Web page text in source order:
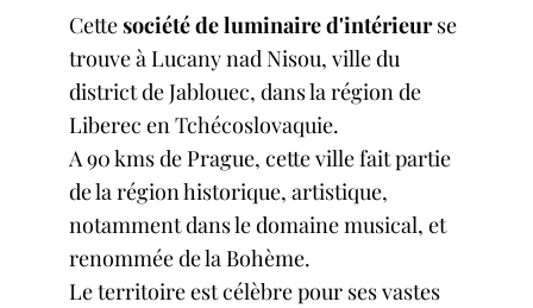
Cettesociété deluminaire d'intérieurse
trouve à Lucany nad Nisou, ville du
district de Jablouec, dans la région de
Liberec en Tchécoslovaquie.
A 90 kms de Prague, cette ville fait partie
de la région historique, artistique,
notamment dans le domaine musical, et
renommée de la Bohème.
Le territoire est célèbre pour ses vastes